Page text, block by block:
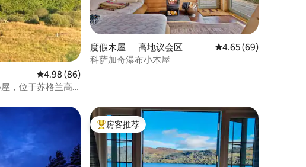
9 条评价
平均评分 4.98 分（满分 5 分），共 86 条评价
4.98 (86)
，位于苏格兰高
度假木屋 ｜ 高地议会区 平均评分 4.65 分（满
4.65 (69)
科萨加奇瀑布小木屋
热门「房客推荐」
房客推荐